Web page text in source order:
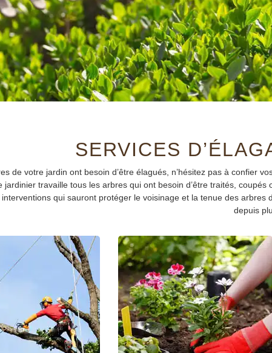
SERVICES
de votre jardin ont besoin d’être élagués, n’hésitez pas à confier
jardinier travaille tous les arbres qui ont besoin d’être traités,
qui sauront protéger le voisinage et la tenue des
depuis